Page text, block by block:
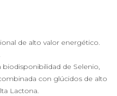
de alto valor energético.
biodisponibilidad de Selenio,
con glúcidos de alto
Lactona.